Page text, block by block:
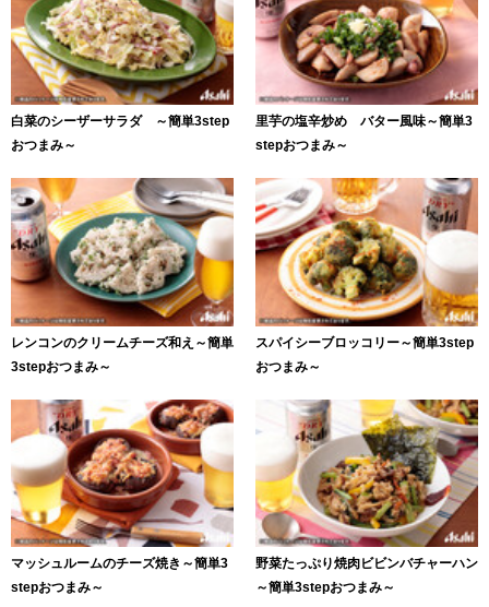
白菜のシーザーサラダ ～簡単3step
おつまみ～
里芋の塩辛炒め バター風味～簡単3
stepおつまみ～
レンコンのクリームチーズ和え～簡単
3stepおつまみ～
スパイシーブロッコリー～簡単3step
おつまみ～
マッシュルームのチーズ焼き～簡単3
stepおつまみ～
野菜たっぷり焼肉ビビンバチャーハン
～簡単3stepおつまみ～